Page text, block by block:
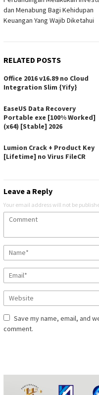
navigation
dan Menabung Bagi Kehidupan
Keuangan Yang Wajib Diketahui
RELATED POSTS
Office 2016 v16.89 no Cloud
Integration Slim {Yify}
EaseUS Data Recovery
Portable exe [100% Worked]
(x64) [Stable] 2026
Lumion Crack + Product Key
[Lifetime] no Virus FileCR
Leave a Reply
Your email address will not be
Save my name, email, and
comment.